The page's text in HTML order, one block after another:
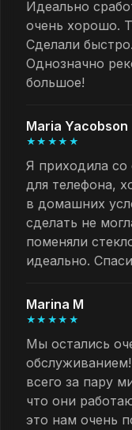
Идеально
очень хорошо.
Сделали
Однозначно
большое!
Maria Yacobson
★★★★★
Я приходила
для телефона,
в домашних
сделать не
поменяли
идеально.
Marina M
★★★★★
Мы остались
всего за пару
что они
это нам очень